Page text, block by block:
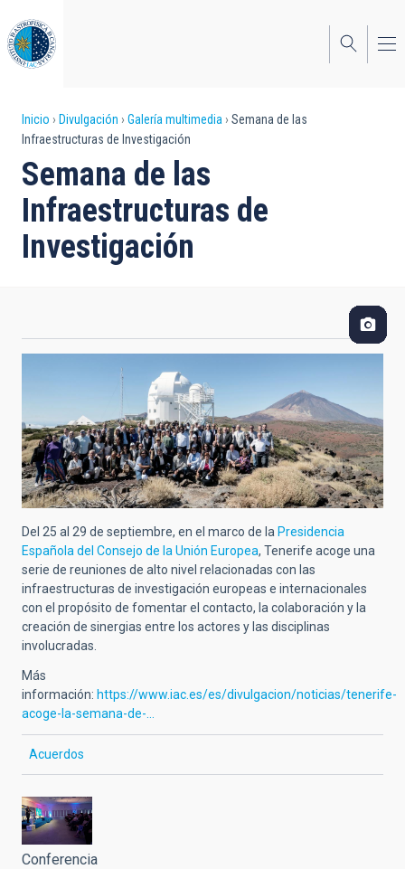
al
contenido
principal
Sobrescribir
enlaces
de
ayuda
a
Inicio Divulgación Galería multimedia
Semana de las
Infraestructuras de Investigación
Semana de las
Infraestructuras de
Investigación
Del 25 al 29 de septiembre, en el marco de la Presidencia
Española del Consejo de la Unión Europea, Tenerife acoge una
serie de reuniones de alto nivel relacionadas con las
infraestructuras de investigación europeas e internacionales
con el propósito de fomentar el contacto, la colaboración y la
creación de sinergias entre los actores y las disciplinas
involucradas.
Más
información: https://www.iac.es/es/divulgacion/noticias/tenerife-
acoge-la-semana-de-…
Acuerdos
Conferencia